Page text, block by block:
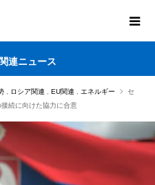
連ニュース
ロシア関連 EU関連 エネルギー
セ
続に向けた協力に合意